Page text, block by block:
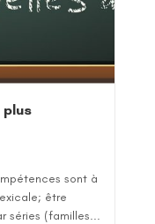
plus
sont à
être
séries (familles...